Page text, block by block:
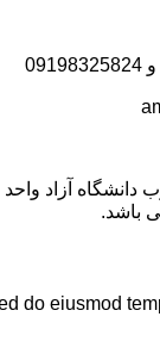
باشد.
do eiusmod